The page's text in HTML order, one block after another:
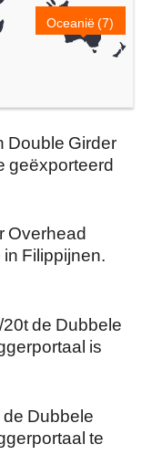
Oceanië (7)
Double Girder
geëxporteerd
Overhead
Filippijnen.
de Dubbele
is
Dubbele
te